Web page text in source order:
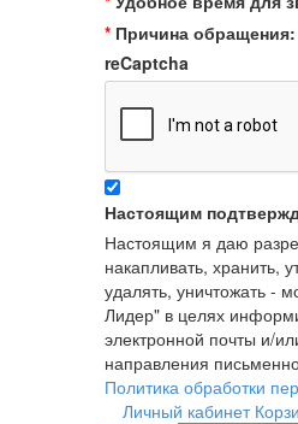
* Причина обращения:
reCaptcha
Настоящим
Настоящим я даю
накапливать, хранить,
удалять, уничтожать
Лидер" в целях
электронной почты и/
направления
Политика обработки
Личный кабинет